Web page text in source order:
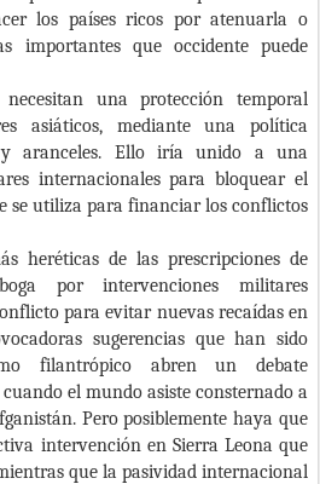
los países ricos por atenuarla o
importantes que occidente puede
una protección temporal
asiáticos, mediante una política
aranceles. Ello iría unido a una
internacionales para bloquear el
se utiliza para financiar los conflictos
heréticas de las prescripciones de
por intervenciones militares
para evitar nuevas recaídas en
sugerencias que han sido
filantrópico abren un debate
el mundo asiste consternado a
Pero posiblemente haya que
intervención en Sierra Leona que
que la pasividad internacional